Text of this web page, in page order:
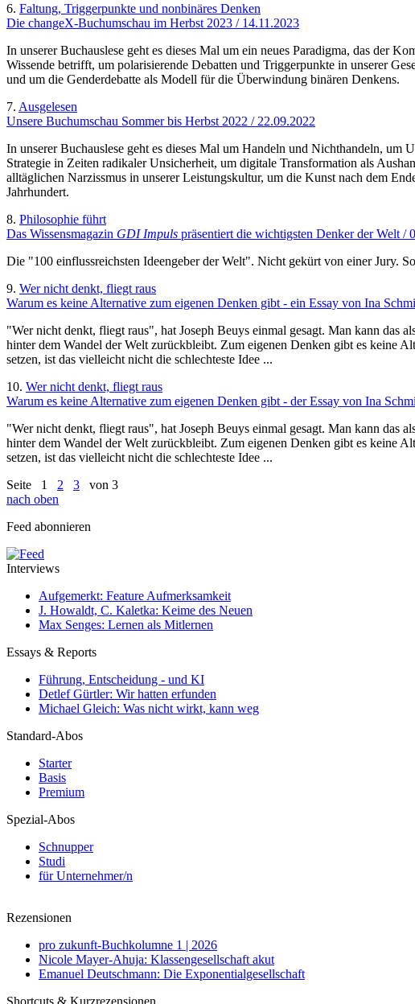
6. Faltung, Triggerpunkte und nonbinäres Denken
Die changeX-Buchumschau im Herbst 2023 / 14.11.2023
In unserer Buchauslese geht es dieses Mal um ein neues Paradigma, das der
Wissende betrifft, um polarisierende Debatten und Triggerpunkte in unserer
und um die Genderdebatte als Modell für die Überwindung binären Denkens.
7. Ausgelesen
Unsere Buchumschau Sommer bis Herbst 2022 / 22.09.2022
In unserer Buchauslese geht es dieses Mal um Handeln und Nichthandeln,
Strategie in Zeiten radikaler Unsicherheit, um digitale Transformation als
alltäglichen Narzissmus in unserer Leistungskultur, um die Kunst nach dem
Jahrhundert.
8. Philosophie führt
Das Wissensmagazin GDI Impuls präsentiert die wichtigsten Denker der Welt /
Die "100 einflussreichsten Ideengeber der Welt". Nicht gekürt von einer Jury.
9. Wer nicht denkt, fliegt raus
Warum es keine Alternative zum eigenen Denken gibt - ein Essay von Ina
"Wer nicht denkt, fliegt raus", hat Joseph Beuys einmal gesagt. Man kann das
hinter dem Wandel der Welt zurückbleibt. Zum eigenen Denken gibt es keine
setzen, ist das vielleicht nicht die schlechteste Idee ...
10. Wer nicht denkt, fliegt raus
Warum es keine Alternative zum eigenen Denken gibt - der Essay von Ina
"Wer nicht denkt, fliegt raus", hat Joseph Beuys einmal gesagt. Man kann das
hinter dem Wandel der Welt zurückbleibt. Zum eigenen Denken gibt es keine
setzen, ist das vielleicht nicht die schlechteste Idee ...
Seite 1 2 3 von 3
nach oben
Feed abonnieren
Interviews
Aufgemerkt: Feature Aufmerksamkeit
J. Howaldt, C. Kaletka: Keime des Neuen
Max Senges: Lernen als Mitlernen
Essays & Reports
Führung, Entscheidung - und KI
Detlef Gürtler: Wir hatten erfunden
Michael Gleich: Was nicht wirkt, kann weg
Standard-Abos
Starter
Basis
Premium
Spezial-Abos
Schnupper
Studi
für Unternehmer/n
Rezensionen
pro zukunft-Buchkolumne 1 | 2026
Nicole Mayer-Ahuja: Klassengesellschaft akut
Emanuel Deutschmann: Die Exponentialgesellschaft
Shortcuts & Kurzrezensionen